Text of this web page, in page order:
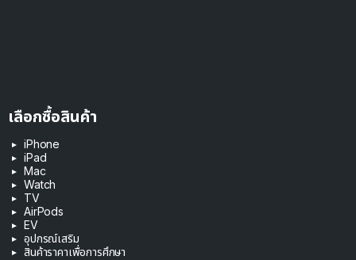
เลือกซื้อสินค้า
iPhone
iPad
Mac
Watch
TV
AirPods
EV
อุปกรณ์เสริม
สินค้าราคาเพื่อการศึกษา